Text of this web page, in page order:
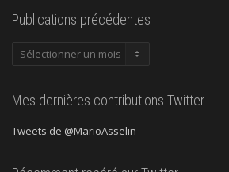
Publications précédentes
Publications
Mes dernières contributions Twitter
Tweets de @MarioAsselin